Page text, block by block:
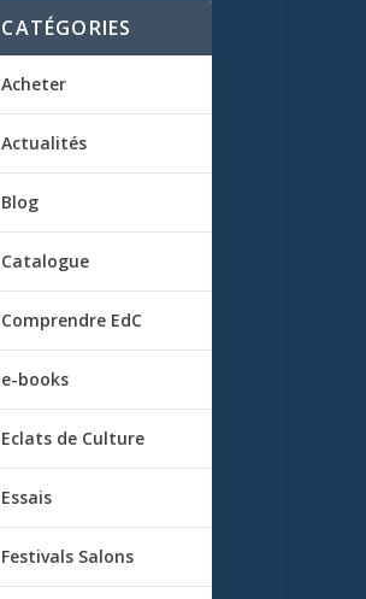
CATÉGORIES
Acheter
Actualités
Blog
Catalogue
Comprendre EdC
e-books
Eclats de Culture
Essais
Festivals Salons